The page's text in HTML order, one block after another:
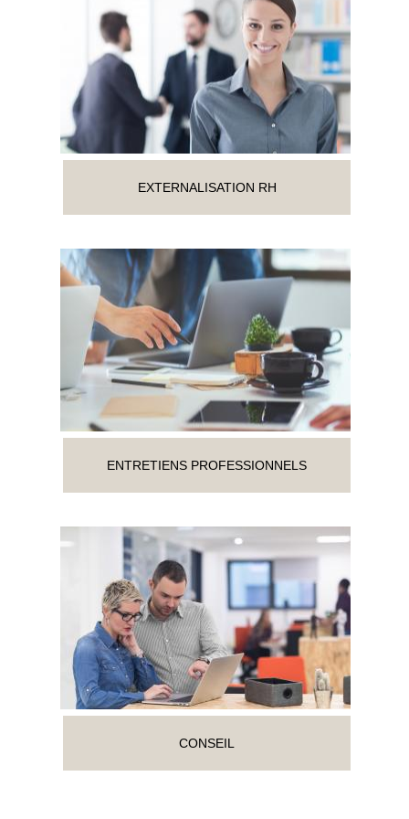
EXTERNALISATION RH
ENTRETIENS PROFESSIONNELS
CONSEIL